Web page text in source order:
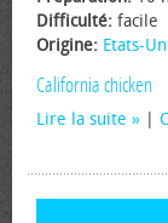
Difficulté: facile
Origine: Etats-
California chicken
Lire la suite